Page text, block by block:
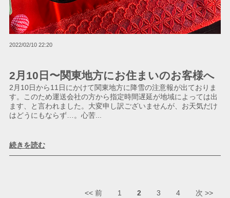
2月10日〜関東地方にお住まいのお客様へ
2022/02/10 22:20
2月10日から11日にかけて関東地方に降雪の注意報が出ておりま
す。このため運送会社の方から指定時間遅延が地域によっては出
ます、と言われました。大変申し訳ございませんが、お天気だけ
はどうにもならず…。心苦...
続きを読む
<< 前 1 2 3 4 次 >>